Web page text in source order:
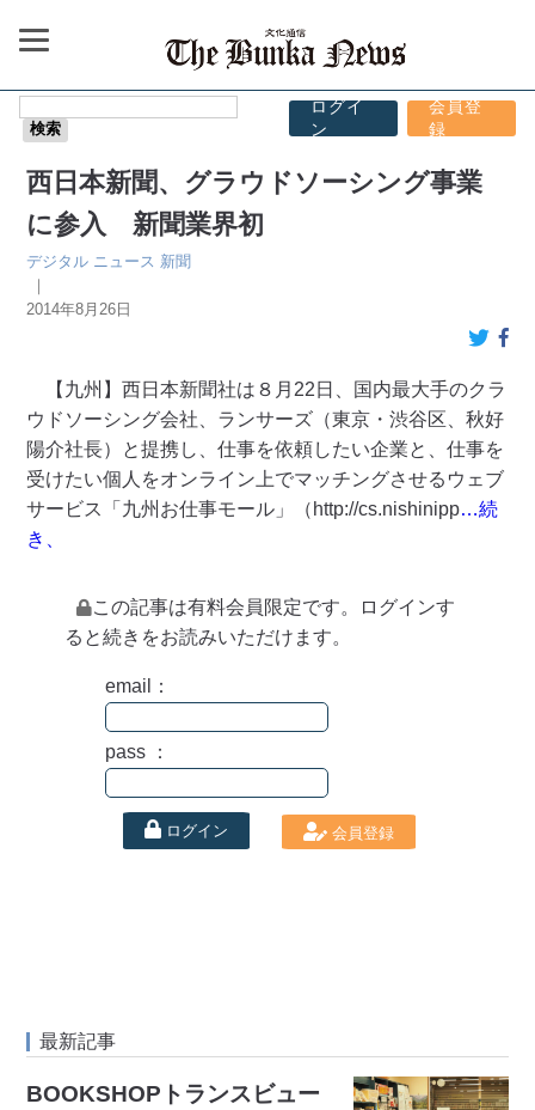
ログイ
ン
会員登
録
西日本新聞、グラウドソーシング事業
に参入 新聞業界初
デジタル ニュース 新聞
｜
2014年8月26日
【九州】西日本新聞社は８月22日、国内最大手のクラ
ウドソーシング会社、ランサーズ（東京・渋谷区、秋好
陽介社長）と提携し、仕事を依頼したい企業と、仕事を
受けたい個人をオンライン上でマッチングさせるウェブ
サービス「九州お仕事モール」（http://cs.nishinipp…続
き、
この記事は有料会員限定です。ログインす
ると続きをお読みいただけます。
email：
pass ：
ログイン 会員登録
最新記事
BOOKSHOPトランスビュー